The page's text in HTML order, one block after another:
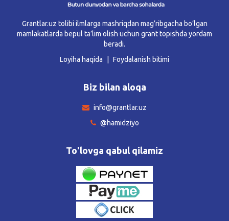
Grantlar.uz tolibi ilmlarga mashriqdan mag’ribgacha bo’lgan
mamlakatlarda bepul ta’lim olish uchun grant topishda yordam
beradi.
Loyiha haqida
Foydalanish bitimi
Biz bilan aloqa
info@grantlar.uz
@hamidziyo
To'lovga qabul qilamiz